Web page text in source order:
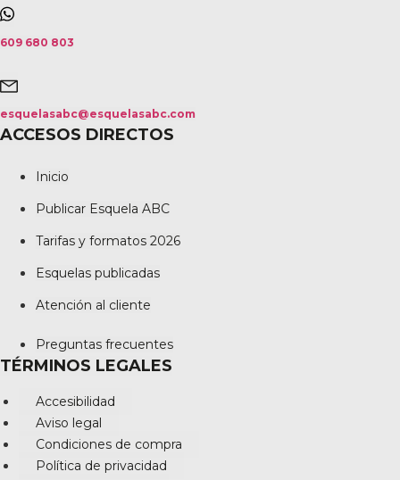
609 680 803
esquelasabc@esquelasabc.com
ACCESOS DIRECTOS
Inicio
Publicar Esquela ABC
Tarifas y formatos 2026
Esquelas publicadas
Atención al cliente
Preguntas frecuentes
TÉRMINOS LEGALES
Accesibilidad
Aviso legal
Condiciones de compra
Política de privacidad